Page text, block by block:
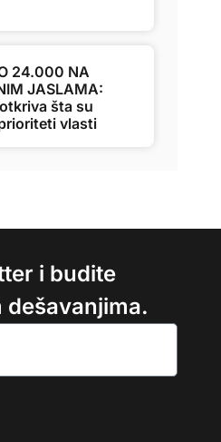
24.000 NA
JASLAMA:
šta su
vlasti
i budite